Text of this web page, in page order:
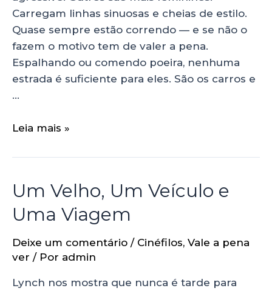
Carregam linhas sinuosas e cheias de estilo.
Quase sempre estão correndo — e se não o
fazem o motivo tem de valer a pena.
Espalhando ou comendo poeira, nenhuma
estrada é suficiente para eles. São os carros e
…
Leia mais »
Um Velho, Um Veículo e
Uma Viagem
Deixe um comentário / Cinéfilos, Vale a pena
ver / Por admin
Lynch nos mostra que nunca é tarde para